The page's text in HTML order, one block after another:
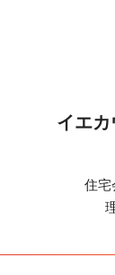
イエカ
住宅